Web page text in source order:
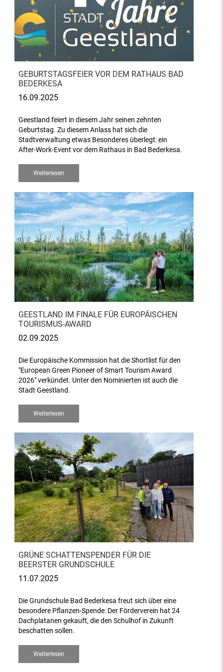
GEBURTSTAGSFEIER VOR DEM RATHAUS BAD
BEDERKESA
16.09.2025
Geestland feiert in diesem Jahr seinen zehnten
Geburtstag. Zu diesem Anlass hat sich die
Stadtverwaltung etwas Besonderes überlegt: ein
After-Work-Event vor dem Rathaus in Bad Bederkesa.
Weiterlesen
GEESTLAND IM FINALE FÜR EUROPÄISCHEN
TOURISMUS-AWARD
02.09.2025
Die Europäische Kommission hat die Shortlist für den
"European Green Pioneer of Smart Tourism Award
2026" verkündet. Unter den Nominierten ist auch die
Stadt Geestland.
Weiterlesen
GRÜNE SCHATTENSPENDER FÜR DIE
BEERSTER GRUNDSCHULE
11.07.2025
Die Grundschule Bad Bederkesa freut sich über eine
besondere Pflanzen-Spende: Der Förderverein hat 24
Dachplatanen gekauft, die den Schulhof in Zukunft
beschatten sollen.
Weiterlesen